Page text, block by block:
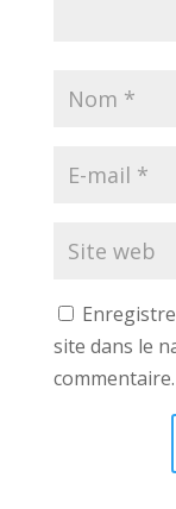
site dans le
commentaire.